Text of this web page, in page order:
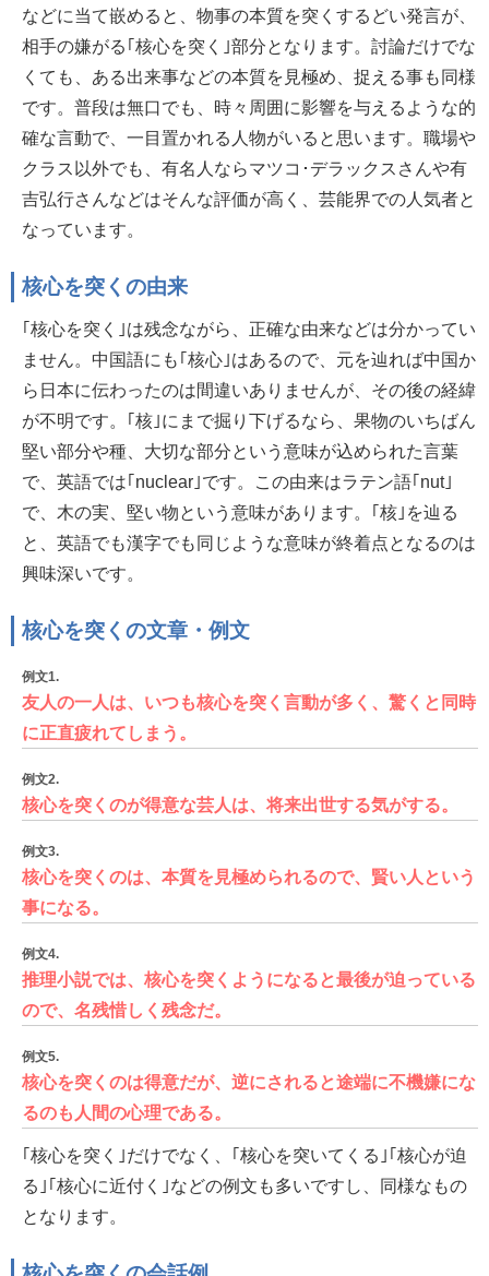
などに当て嵌めると、物事の本質を突くするどい発言が、
相手の嫌がる｢核心を突く｣部分となります。討論だけでな
くても、ある出来事などの本質を見極め、捉える事も同様
です。普段は無口でも、時々周囲に影響を与えるような的
確な言動で、一目置かれる人物がいると思います。職場や
クラス以外でも、有名人ならマツコ･デラックスさんや有
吉弘行さんなどはそんな評価が高く、芸能界での人気者と
なっています。
核心を突くの由来
｢核心を突く｣は残念ながら、正確な由来などは分かってい
ません。中国語にも｢核心｣はあるので、元を辿れば中国か
ら日本に伝わったのは間違いありませんが、その後の経緯
が不明です。｢核｣にまで掘り下げるなら、果物のいちばん
堅い部分や種、大切な部分という意味が込められた言葉
で、英語では｢nuclear｣です。この由来はラテン語｢nut｣
で、木の実、堅い物という意味があります。｢核｣を辿る
と、英語でも漢字でも同じような意味が終着点となるのは
興味深いです。
核心を突くの文章・例文
例文1.
友人の一人は、いつも核心を突く言動が多く、驚くと同時
に正直疲れてしまう。
例文2.
核心を突くのが得意な芸人は、将来出世する気がする。
例文3.
核心を突くのは、本質を見極められるので、賢い人という
事になる。
例文4.
推理小説では、核心を突くようになると最後が迫っている
ので、名残惜しく残念だ。
例文5.
核心を突くのは得意だが、逆にされると途端に不機嫌にな
るのも人間の心理である。
｢核心を突く｣だけでなく、｢核心を突いてくる｣｢核心が迫
る｣｢核心に近付く｣などの例文も多いですし、同様なもの
となります。